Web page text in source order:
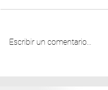
Escribir un comentario...